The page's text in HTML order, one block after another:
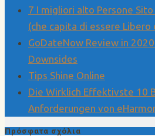
7 I migliori alto Persone
(che capita di essere
GoDateNow Review in
Downsides
Tips Shine Online
Die Wirklich Effektivste 10
Anforderungen von
Πρόσφατα σχόλια